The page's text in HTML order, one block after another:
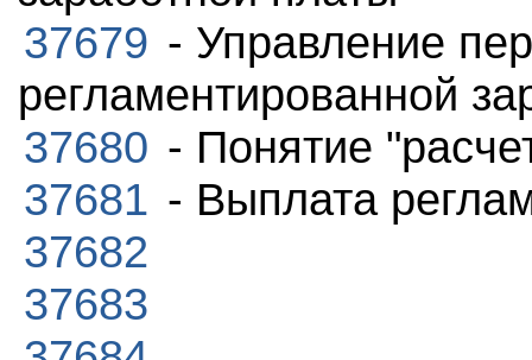
37679 - Управление
регламентированной
37680 - Понятие
37681 - Выплата
37682
37683